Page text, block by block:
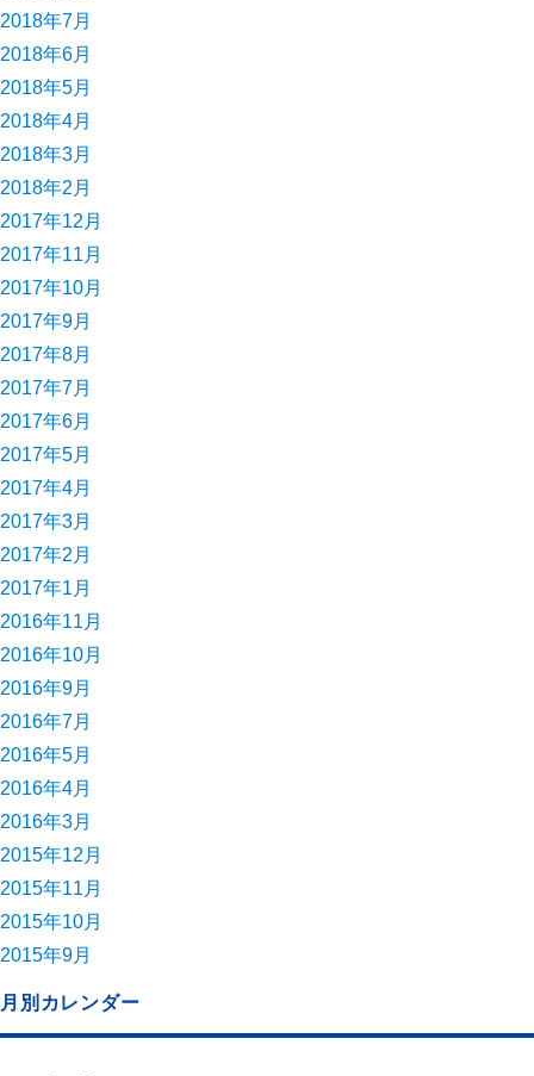
2018年7月
2018年6月
2018年5月
2018年4月
2018年3月
2018年2月
2017年12月
2017年11月
2017年10月
2017年9月
2017年8月
2017年7月
2017年6月
2017年5月
2017年4月
2017年3月
2017年2月
2017年1月
2016年11月
2016年10月
2016年9月
2016年7月
2016年5月
2016年4月
2016年3月
2015年12月
2015年11月
2015年10月
2015年9月
月別カレンダー